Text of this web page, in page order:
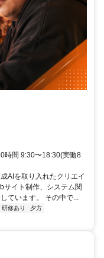
時間 9:30〜18:30(実働8
AIを取り入れたクリエイ
サイト制作、システム関
ています。 その中で...
研修あり
夕方